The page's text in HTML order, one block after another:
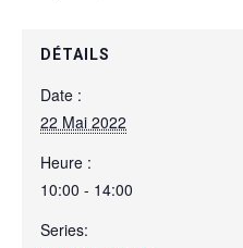
DÉTAILS
Date :
22 Mai 2022
Heure :
10:00 - 14:00
Series: